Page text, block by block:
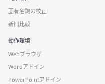
固有名詞の校正
新旧比較
動作環境
Webブラウザ
Wordアドイン
PowerPointアドイン